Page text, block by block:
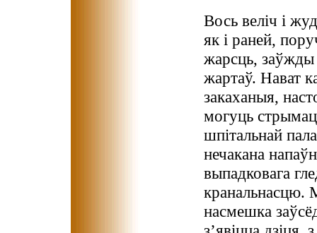
Вось веліч і
як і раней,
жарсць, заўжды
жартаў. Нават
закаханыя,
могуць
шпітальнай
нечакана
выпадковага
кранальнасцю.
насмешка